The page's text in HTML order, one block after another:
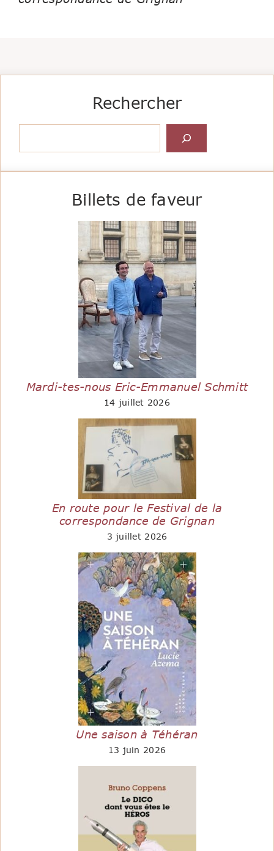
Rechercher
Billets de faveur
Mardi-tes-nous Eric-Emmanuel Schmitt
14 juillet 2026
En route pour le Festival de la
correspondance de Grignan
3 juillet 2026
Une saison à Téhéran
13 juin 2026